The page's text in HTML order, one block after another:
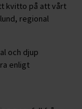
kvitto på att vårt
regional
och djup
enligt